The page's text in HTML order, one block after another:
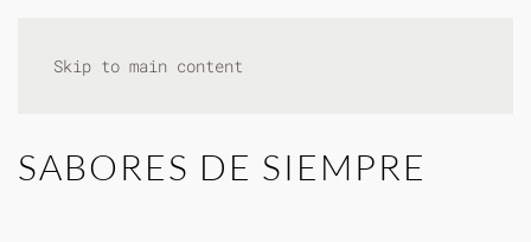
Skip to main content
SABORES DE SIEMPRE